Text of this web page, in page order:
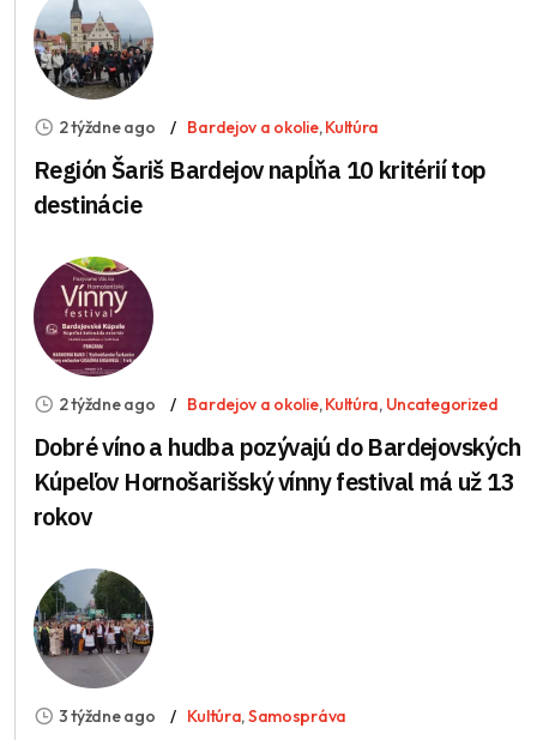
2 týždne ago Bardejov a okolie,Kultúra
Región Šariš Bardejov napĺňa 10 kritérií top
destinácie
2 týždne ago Bardejov a okolie,Kultúra, Uncategorized
Dobré víno a hudba pozývajú do Bardejovských
Kúpeľov Hornošarišský vínny festival má už 13
rokov
3 týždne ago Kultúra,Samospráva